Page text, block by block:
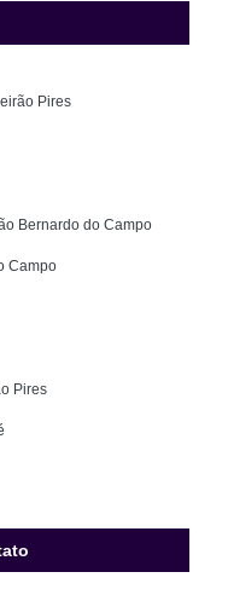
Pires
Bernardo do Campo
Campo
Pires